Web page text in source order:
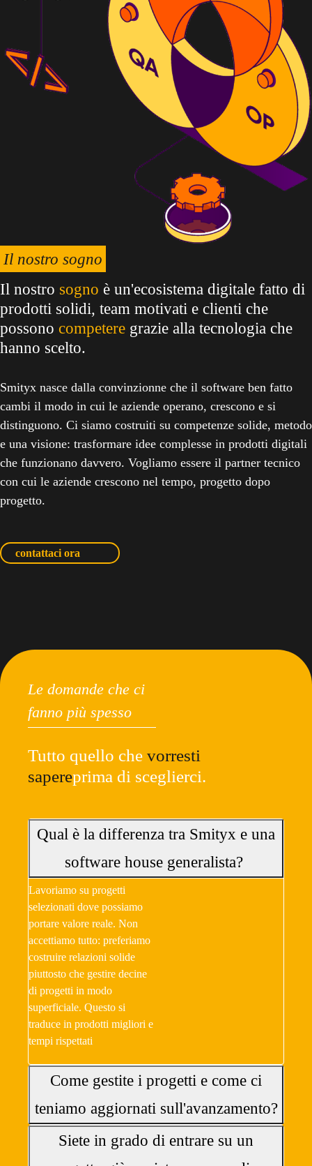
Il nostro sogno
Il nostro sogno è un'ecosistema digitale fatto di
prodotti solidi, team motivati e clienti che
possono competere grazie alla tecnologia che
hanno scelto.
Smityx nasce dalla convinzionne che il software ben fatto
cambi il modo in cui le aziende operano, crescono e si
distinguono. Ci siamo costruiti su competenze solide, metodo
e una visione: trasformare idee complesse in prodotti digitali
che funzionano davvero. Vogliamo essere il partner tecnico
con cui le aziende crescono nel tempo, progetto dopo
progetto.
contattaci ora
Le domande che ci
fanno più spesso
Tutto quello che vorresti
sapereprima di sceglierci.
Qual è la differenza tra Smityx e una
software house generalista?
Lavoriamo su progetti
selezionati dove possiamo
portare valore reale. Non
accettiamo tutto: preferiamo
costruire relazioni solide
piuttosto che gestire decine
di progetti in modo
superficiale. Questo si
traduce in prodotti migliori e
tempi rispettati
Come gestite i progetti e come ci
teniamo aggiornati sull'avanzamento?
Siete in grado di entrare su un